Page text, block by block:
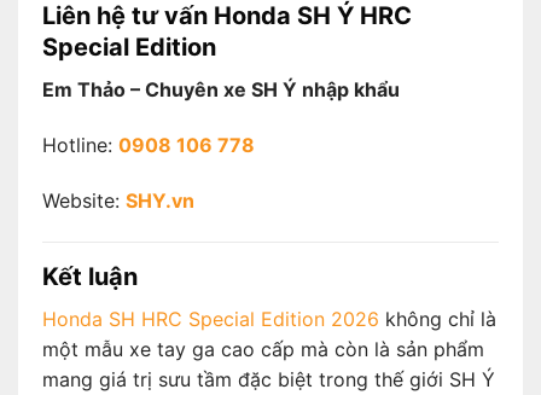
Liên hệ tư vấn Honda SH Ý HRC
Special Edition
Em Thảo – Chuyên xe SH Ý nhập khẩu
Hotline: 0908 106 778
Website: SHY.vn
Kết luận
Honda SH HRC Special Edition 2026 không chỉ là
một mẫu xe tay ga cao cấp mà còn là sản phẩm
mang giá trị sưu tầm đặc biệt trong thế giới SH Ý